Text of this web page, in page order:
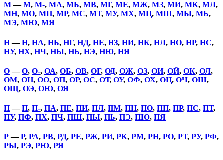
М—М, М-, МА, МБ, МВ, МГ, МЕ, МЖ, МЗ, МИ, МК, МЛ,
МН, МО, МП, МР, МС, МТ, МУ, МХ, МЦ, МШ, МЫ, МЬ,
МЭ, МЮ, МЯ
Н—Н, НА, НБ, НГ, НД, НЕ, НЗ, НИ, НК, НЛ, НО, НР, НС,
НУ, НХ, НЧ, НЫ, НЬ, НЭ, НЮ, НЯ
О—О, О-, ОА, ОБ, ОВ, ОГ, ОД, ОЖ, ОЗ, ОИ, ОЙ, ОК, ОЛ,
ОМ, ОН, ОО, ОП, ОР, ОС, ОТ, ОУ, ОФ, ОХ, ОЦ, ОЧ, ОШ,
ОЩ, ОЭ, ОЮ, ОЯ
П—П, П-, ПА, ПЕ, ПИ, ПЛ, ПМ, ПН, ПО, ПП, ПР, ПС, ПТ,
ПУ, ПФ, ПХ, ПЧ, ПШ, ПЫ, ПЬ, ПЭ, ПЮ, ПЯ
Р—Р, РА, РВ, РД, РЕ, РЖ, РИ, РК, РМ, РН, РО, РТ, РУ, РФ,
РЫ, РЭ, РЮ, РЯ